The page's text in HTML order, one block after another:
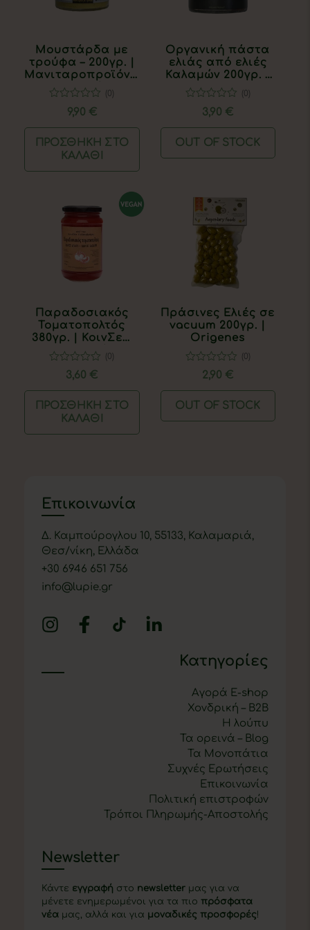
Μουστάρδα με
τρούφα – 200γρ. |
Μανιταροπροϊόντα
Γρεβενών
of
5
(0)
9,90 €
ΠΡΟΣΘΉΚΗ ΣΤΟ
ΚΑΛΆΘΙ
Οργανική πάστα
ελιάς από ελιές
Καλαμών 200γρ. |
Origenes
of
5
(0)
3,90 €
OUT OF STOCK
Παραδοσιακός
Τοματοπολτός
380γρ. | ΚοινΣεπ
Παλαιοβράχα
of
5
(0)
3,60 €
ΠΡΟΣΘΉΚΗ ΣΤΟ
ΚΑΛΆΘΙ
Πράσινες Ελιές σε
vacuum 200γρ. |
Origenes
of
5
(0)
2,90 €
OUT OF STOCK
Επικοινωνία
Δ. Καμπούρογλου 10, 55133, Καλαμαριά,
Θεσ/νίκη, Ελλάδα
+30 6946 651 756
info@lupie.gr
Κατηγορίες
Αγορά E-shop
Χονδρική – B2B
Η λούπυ
Τα ορεινά – Blog
Τα Μονοπάτια
Συχνές Ερωτήσεις
Επικοινωνία
Πολιτική επιστροφών
Τρόποι Πληρωμής-Αποστολής
Newsletter
Κάντε εγγραφή στο newsletter μας για να
μένετε ενημερωμένοι για τα πιο πρόσφατα
νέα μας, αλλά και για μοναδικές προσφορές!